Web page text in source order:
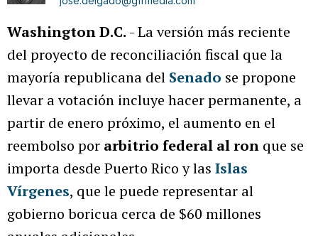
Washington D.C. - La versión más reciente
del proyecto de reconciliación fiscal que la
mayoría republicana del Senado se propone
llevar a votación incluye hacer permanente, a
partir de enero próximo, el aumento en el
reembolso por arbitrio federal al ron que se
importa desde Puerto Rico y las Islas
Vírgenes, que le puede representar al
gobierno boricua cerca de $60 millones